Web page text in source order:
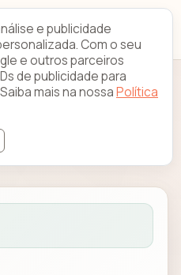
e publicidade
Com o seu
e outros parceiros
de publicidade para
mais na nossaPolítica